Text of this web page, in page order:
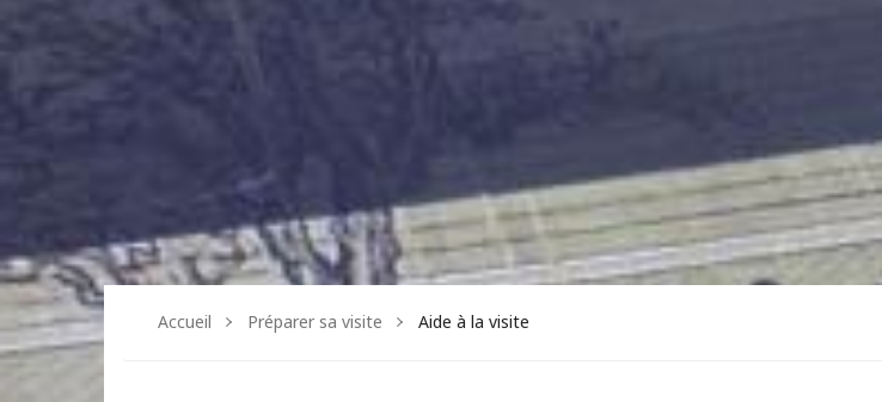
Accueil Préparer sa visite Aide à la visite